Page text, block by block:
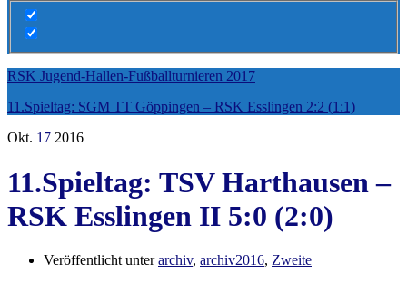
RSK Jugend-Hallen-Fußballturnieren 2017
11.Spieltag: SGM TT Göppingen – RSK Esslingen 2:2 (1:1)
Okt. 17 2016
11.Spieltag: TSV Harthausen –
RSK Esslingen II 5:0 (2:0)
Veröffentlicht unterarchiv, archiv2016, Zweite